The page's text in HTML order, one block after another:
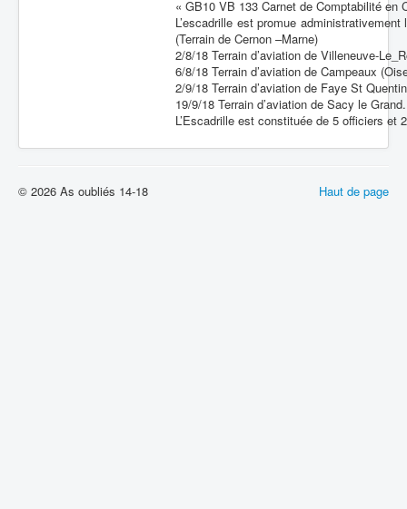
« GB10 VB 133 Carnet de Comptabilité en
L’escadrille est promue
(Terrain de Cernon –Marne)
2/8/18 Terrain d’aviation de Villeneuve-
6/8/18 Terrain d’aviation de Campeaux
2/9/18 Terrain d’aviation de Faye St Quentin
19/9/18 Terrain d’aviation de Sacy le Grand.
L’Escadrille est constituée de 5 officiers et
Haut de page
© 2026 As oubliés 14-18